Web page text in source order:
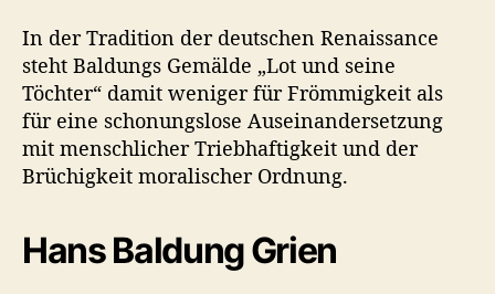
In der Tradition der deutschen Renaissance
steht Baldungs Gemälde „Lot und seine
Töchter“ damit weniger für Frömmigkeit als
für eine schonungslose Auseinandersetzung
mit menschlicher Triebhaftigkeit und der
Brüchigkeit moralischer Ordnung.
Hans Baldung Grien